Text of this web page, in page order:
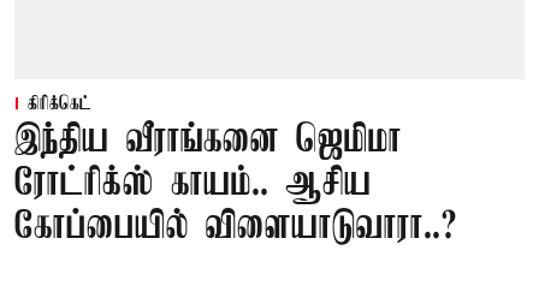
கிரிக்கெட்
இந்திய வீராங்கனை ஜெமிமா
ரோட்ரிக்ஸ் காயம்.. ஆசிய
கோப்பையில் விளையாடுவாரா..?